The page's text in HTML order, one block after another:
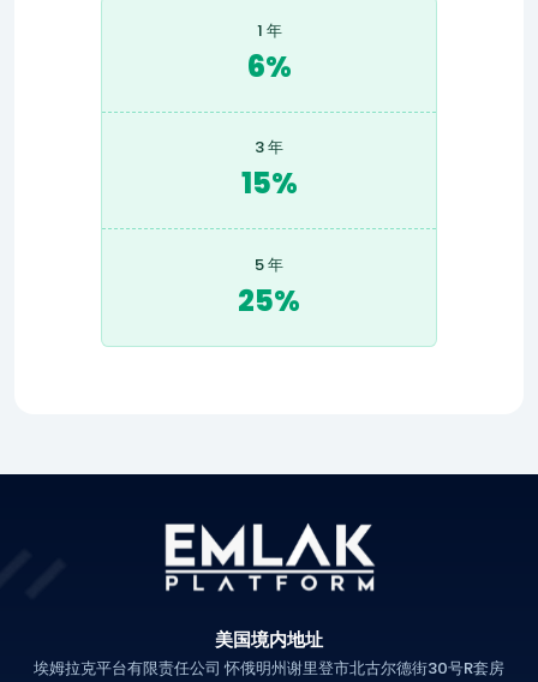
1 年
6%
3 年
15%
5 年
25%
美国境内地址
埃姆拉克平台有限责任公司 怀俄明州谢里登市北古尔德街30号R套房